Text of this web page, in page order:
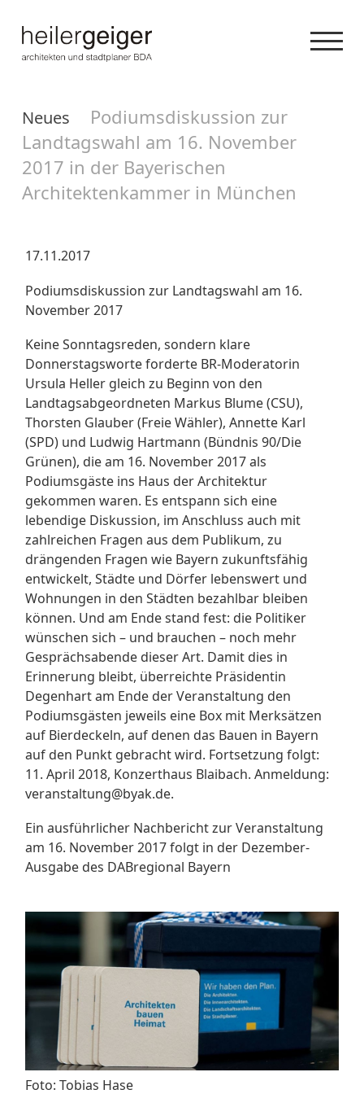
Neues
Podiumsdiskussion zur
Landtagswahl am 16. November
2017 in der Bayerischen
Architektenkammer in München
17.11.2017
Podiumsdiskussion zur Landtagswahl am 16.
November 2017
Keine Sonntagsreden, sondern klare
Donnerstagsworte forderte BR-Moderatorin
Ursula Heller gleich zu Beginn von den
Landtagsabgeordneten Markus Blume (CSU),
Thorsten Glauber (Freie Wähler), Annette Karl
(SPD) und Ludwig Hartmann (Bündnis 90/Die
Grünen), die am 16. November 2017 als
Podiumsgäste ins Haus der Architektur
gekommen waren. Es entspann sich eine
lebendige Diskussion, im Anschluss auch mit
zahlreichen Fragen aus dem Publikum, zu
drängenden Fragen wie Bayern zukunftsfähig
entwickelt, Städte und Dörfer lebenswert und
Wohnungen in den Städten bezahlbar bleiben
können. Und am Ende stand fest: die Politiker
wünschen sich – und brauchen – noch mehr
Gesprächsabende dieser Art. Damit dies in
Erinnerung bleibt, überreichte Präsidentin
Degenhart am Ende der Veranstaltung den
Podiumsgästen jeweils eine Box mit Merksätzen
auf Bierdeckeln, auf denen das Bauen in Bayern
auf den Punkt gebracht wird. Fortsetzung folgt:
11. April 2018, Konzerthaus Blaibach. Anmeldung:
veranstaltung@byak.de.
Ein ausführlicher Nachbericht zur Veranstaltung
am 16. November 2017 folgt in der Dezember-
Ausgabe des DABregional Bayern
Foto: Tobias Hase